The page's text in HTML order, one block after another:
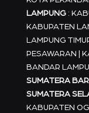
LAMPUNG:
KABUPATEN
LAMPUNG
PESAWARAN |
BANDAR
SUMATERA
SUMATERA
KABUPATEN